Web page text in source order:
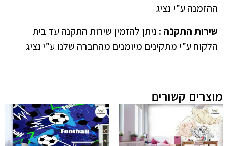
ההזמנה ע”י נציג
שירות התקנה : ניתן להזמין שירות התקנה עד בית
הלקוח ע”י מתקינים מיומנים מהחברה שלנו ע”י נציג
מוצרים קשורים